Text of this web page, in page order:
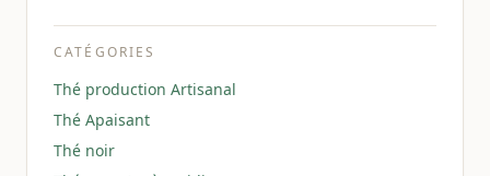
CATÉGORIES
Thé production Artisanal
Thé Apaisant
Thé noir